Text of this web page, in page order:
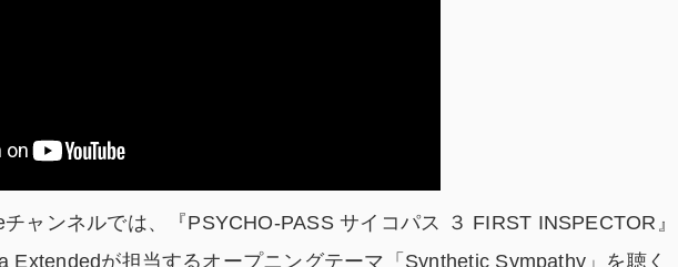
チャンネルでは、『PSYCHO-PASS サイコパス ３ FIRST INSPECTOR』
Extendedが担当するオープニングテーマ「Synthetic Sympathy」を聴く